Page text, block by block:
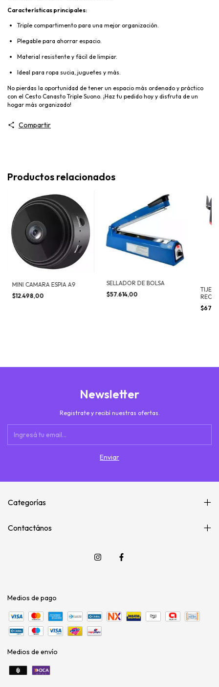
Características principales:
Triple compartimento para una mejor organización.
Plegable para ahorrar espacio.
Material resistente y fácil de limpiar.
Ideal para ropa sucia, juguetes y más.
No pierdas la oportunidad de tener un espacio más ordenado y práctico
con el Cesto Canasto Triple Suono. ¡Haz tu pedido hoy y disfruta de un
hogar más organizado!
Compartir
Productos relacionados
MINI CAMARA ESPIA A9
$12.498,00
SELLADOR DE BOLSA
$57.614,00
Newsletter
Registrate y recibí nuestras ofertas.
Categorías
Contactános
Medios de pago
Medios de envío